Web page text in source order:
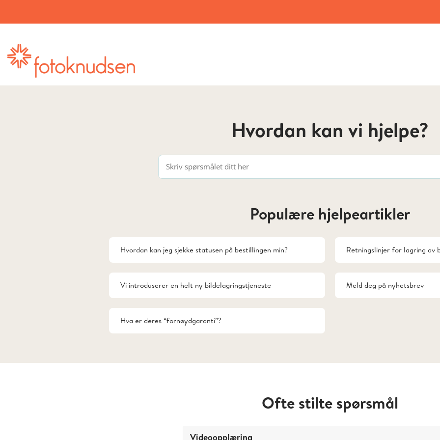
Hvordan kan vi hjelpe?
Populære hjelpeartikler
Hvordan kan jeg sjekke statusen på bestillingen min? Retningslinjer for lagring av
Vi introduserer en helt ny bildelagringstjeneste Meld deg på nyhetsbrev
Hva er deres “fornøydgaranti”?
Ofte stilte spørsmål
Videoopplæring